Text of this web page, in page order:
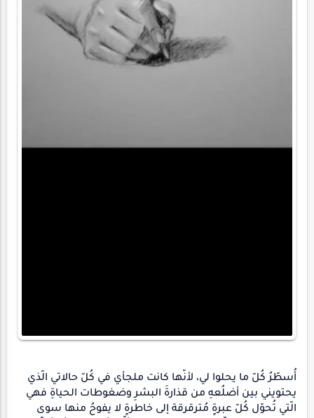
أُسطّرُ كُلّ ما يحلوا لي، لأنّها كانت ملجأي في كُلّ حالاتي الّذي
يحتويني بين أضلُعهِ من قذارةَ البشرِ وضغوطات الحياةِ فهي
الّتي تُحوّل كُلّ عبرةٍ مُترقرقة إلى خاطرةٍ لا يفوحُ منها سوى